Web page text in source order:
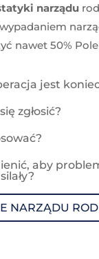
narządu
nawet 50%
jest
zgłosić?
aby
NARZĄDU